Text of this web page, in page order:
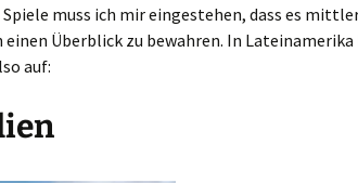
Verlagsliste Peru
muss ich mir eingestehen, dass es
Überblick zu bewahren. In
auf: